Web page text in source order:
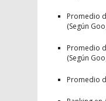
Promedio
(Según
Promedio
(Según
Promedio